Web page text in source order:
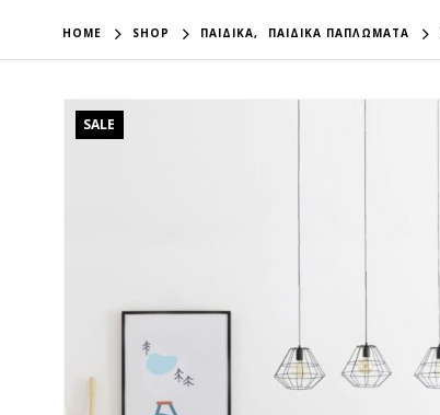
HOME SHOP ΠΑΙΔΙΚΆ, ΠΑΙΔΙΚΆ ΠΑΠΛΏΜΑΤΑ
SALE